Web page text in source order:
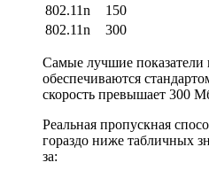
802.11n
150
802.11n
300
Самые лучшие показатели
обеспечиваются
скорость превышает 300
Реальная пропускная
гораздо ниже табличных
за: